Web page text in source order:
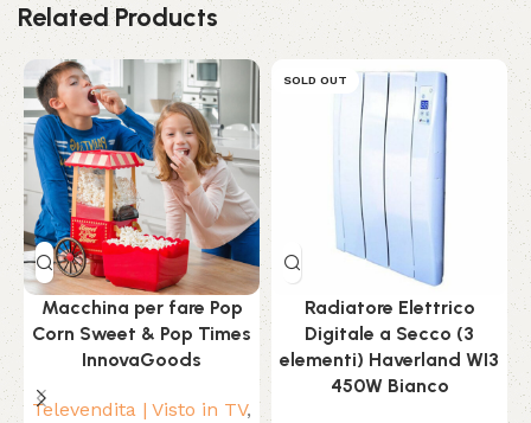
Related Products
Macchina per fare Pop
Corn Sweet & Pop Times
InnovaGoods
Televendita | Visto in TV,
SOLD OUT
Radiatore Elettrico
Digitale a Secco (3
elementi) Haverland WI3
450W Bianco